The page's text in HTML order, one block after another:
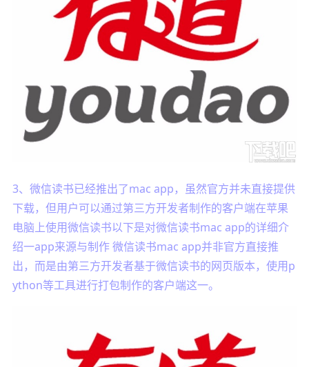
3、微信读书已经推出了mac app，虽然官方并未直接提供
下载，但用户可以通过第三方开发者制作的客户端在苹果
电脑上使用微信读书以下是对微信读书mac app的详细介
绍一app来源与制作 微信读书mac app并非官方直接推
出，而是由第三方开发者基于微信读书的网页版本，使用p
ython等工具进行打包制作的客户端这一。